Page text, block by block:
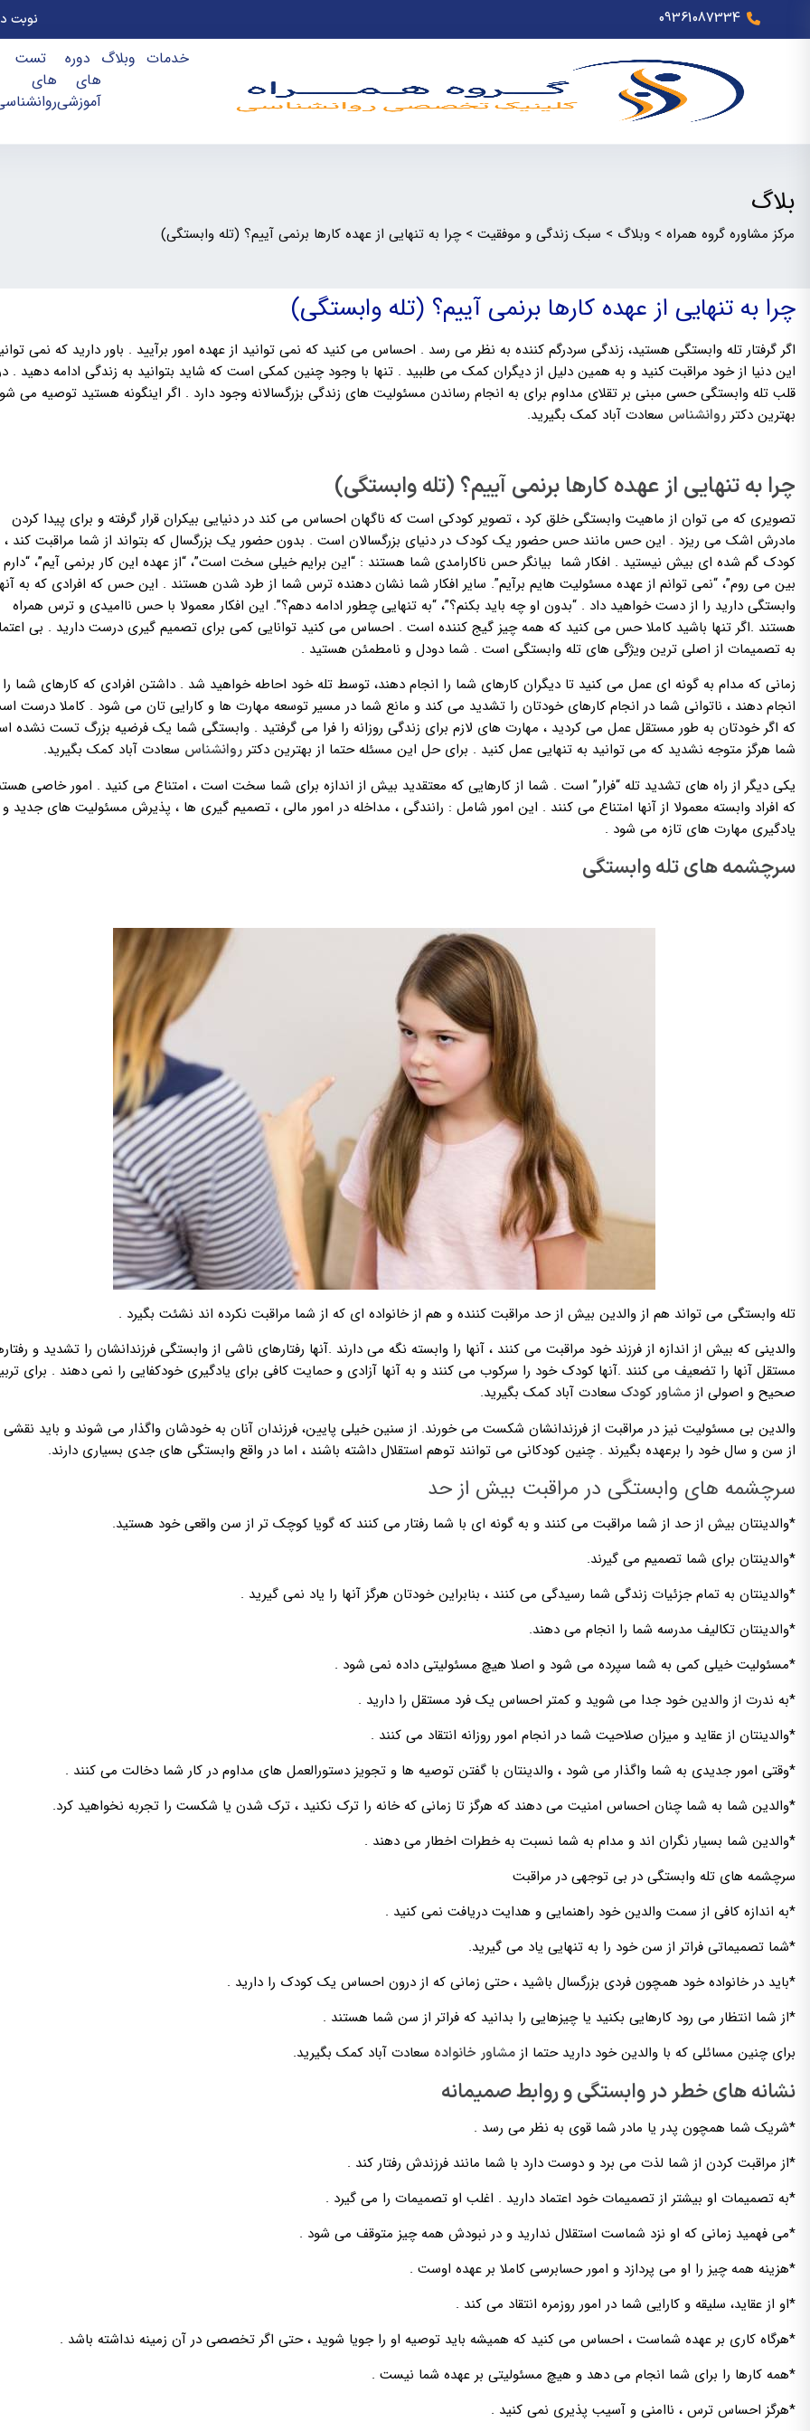
09361087334 نوبت
خدمات وبلاگ دوره
های
آموزشی
تست
های
بلاگ
مرکز مشاوره گروه همراه > وبلاگ > سبک زندگی و موفقیت >چرا به تنهایی از عهده کارها برنمی آییم؟ (تله وابستگی)
چرا به تنهایی از عهده کارها برنمی آییم؟ (تله وابستگی)
اگر گرفتار تله وابستگی هستید، زندگی سردرگم کننده به نظر می رسد . احساس می کنید که نمی توانید از عهده امور برآیید . باور دارید که نمی
این دنیا از خود مراقبت کنید و به همین دلیل از دیگران کمک می طلبید . تنها با وجود چنین کمکی است که شاید بتوانید به زندگی ادامه دهید .
قلب تله وابستگی حسی مبنی بر تقلای مداوم برای به انجام رساندن مسئولیت های زندگی بزرگسالانه وجود دارد . اگر اینگونه هستید توصیه می
بهترین دکترروانشناس سعادت آباد کمک بگیرید.
چرا به تنهایی از عهده کارها برنمی آییم؟ (تله وابستگی)
تصویری که می توان از ماهیت وابستگی خلق کرد ، تصویر کودکی است که ناگهان احساس می کند در دنیایی بیکران قرار گرفته و برای پیدا کردن
مادرش اشک می ریزد . این حس مانند حس حضور یک کودک در دنیای بزرگسالان است . بدون حضور یک بزرگسال که بتواند از شما مراقبت کند ،
کودک گم شده ای بیش نیستید . افکار شما بیانگر حس ناکارامدی شما هستند : “این برایم خیلی سخت است”، “از عهده این کار برنمی آیم”، “دارم
بین می روم”، “نمی توانم از عهده مسئولیت هایم برآیم”. سایر افکار شما نشان دهنده ترس شما از طرد شدن هستند . این حس که افرادی که به
وابستگی دارید را از دست خواهید داد . “بدون او چه باید بکنم؟”، “به تنهایی چطور ادامه دهم؟”. این افکار معمولا با حس ناامیدی و ترس همراه
هستند .اگر تنها باشید کاملا حس می کنید که همه چیز گیج کننده است . احساس می کنید توانایی کمی برای تصمیم گیری درست دارید . بی
به تصمیمات از اصلی ترین ویژگی های تله وابستگی است . شما دودل و نامطمئن هستید .
زمانی که مدام به گونه ای عمل می کنید تا دیگران کارهای شما را انجام دهند، توسط تله خود احاطه خواهید شد . داشتن افرادی که کارهای شما را
انجام دهند ، ناتوانی شما در انجام کارهای خودتان را تشدید می کند و مانع شما در مسیر توسعه مهارت ها و کارایی تان می شود . کاملا درست
که اگر خودتان به طور مستقل عمل می کردید ، مهارت های لازم برای زندگی روزانه را فرا می گرفتید . وابستگی شما یک فرضیه بزرگ تست نشده
شما هرگز متوجه نشدید که می توانید به تنهایی عمل کنید . برای حل این مسئله حتما از بهترین دکترروانشناس سعادت آباد کمک بگیرید.
یکی دیگر از راه های تشدید تله “فرار” است . شما از کارهایی که معتقدید بیش از اندازه برای شما سخت است ، امتناع می کنید . امور خاصی
که افراد وابسته معمولا از آنها امتناع می کنند . این امور شامل : رانندگی ، مداخله در امور مالی ، تصمیم گیری ها ، پذیرش مسئولیت های جدید و
یادگیری مهارت های تازه می شود .
سرچشمه های تله وابستگی
تله وابستگی می تواند هم از والدین بیش از حد مراقبت کننده و هم از خانواده ای که از شما مراقبت نکرده اند نشئت بگیرد .
والدینی که بیش از اندازه از فرزند خود مراقبت می کنند ، آنها را وابسته نگه می دارند .آنها رفتارهای ناشی از وابستگی فرزندانشان را تشدید و
مستقل آنها را تضعیف می کنند .آنها کودک خود را سرکوب می کنند و به آنها آزادی و حمایت کافی برای یادگیری خودکفایی را نمی دهند . برای
صحیح و اصولی ازمشاور کودک سعادت آباد کمک بگیرید.
والدین بی مسئولیت نیز در مراقبت از فرزندانشان شکست می خورند. از سنین خیلی پایین، فرزندان آنان به خودشان واگذار می شوند و باید نقشی
از سن و سال خود را برعهده بگیرند . چنین کودکانی می توانند توهم استقلال داشته باشند ، اما در واقع وابستگی های جدی بسیاری دارند.
سرچشمه های وابستگی در مراقبت بیش از حد
*والدینتان بیش از حد از شما مراقبت می کنند و به گونه ای با شما رفتار می کنند که گویا کوچک تر از سن واقعی خود هستید.
*والدینتان برای شما تصمیم می گیرند.
*والدینتان به تمام جزئیات زندگی شما رسیدگی می کنند ، بنابراین خودتان هرگز آنها را یاد نمی گیرید .
*والدینتان تکالیف مدرسه شما را انجام می دهند.
*مسئولیت خیلی کمی به شما سپرده می شود و اصلا هیچ مسئولیتی داده نمی شود .
*به ندرت از والدین خود جدا می شوید و کمتر احساس یک فرد مستقل را دارید .
*والدینتان از عقاید و میزان صلاحیت شما در انجام امور روزانه انتقاد می کنند .
*وقتی امور جدیدی به شما واگذار می شود ، والدینتان با گفتن توصیه ها و تجویز دستورالعمل های مداوم در کار شما دخالت می کنند .
*والدین شما به شما چنان احساس امنیت می دهند که هرگز تا زمانی که خانه را ترک نکنید ، ترک شدن یا شکست را تجربه نخواهید کرد.
*والدین شما بسیار نگران اند و مدام به شما نسبت به خطرات اخطار می دهند .
سرچشمه های تله وابستگی در بی توجهی در مراقبت
*به اندازه کافی از سمت والدین خود راهنمایی و هدایت دریافت نمی کنید .
*شما تصمیماتی فراتر از سن خود را به تنهایی یاد می گیرید.
*باید در خانواده خود همچون فردی بزرگسال باشید ، حتی زمانی که از درون احساس یک کودک را دارید .
*از شما انتظار می رود کارهایی بکنید یا چیزهایی را بدانید که فراتر از سن شما هستند .
برای چنین مسائلی که با والدین خود دارید حتما ازمشاور خانواده سعادت آباد کمک بگیرید.
نشانه های خطر در وابستگی و روابط صمیمانه
*شریک شما همچون پدر یا مادر شما قوی به نظر می رسد .
*از مراقبت کردن از شما لذت می برد و دوست دارد با شما مانند فرزندش رفتار کند .
*به تصمیمات او بیشتر از تصمیمات خود اعتماد دارید . اغلب او تصمیمات را می گیرد .
*می فهمید زمانی که او نزد شماست استقلال ندارید و در نبودش همه چیز متوقف می شود .
*هزینه همه چیز را او می پردازد و امور حسابرسی کاملا بر عهده اوست .
*او از عقاید، سلیقه و کارایی شما در امور روزمره انتقاد می کند .
*هرگاه کاری بر عهده شماست ، احساس می کنید که همیشه باید توصیه او را جویا شوید ، حتی اگر تخصصی در آن زمینه نداشته باشد .
*همه کارها را برای شما انجام می دهد و هیچ مسئولیتی بر عهده شما نیست .
*هرگز احساس ترس ، ناامنی و آسیب پذیری نمی کنید .